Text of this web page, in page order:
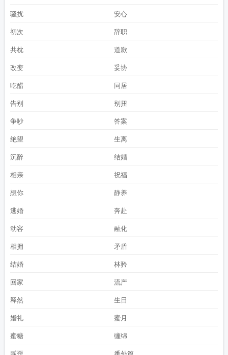
骚扰 安心
初次 辞职
共枕 道歉
改变 妥协
吃醋 同居
告别 别扭
争吵 答案
绝望 生离
沉醉 结婚
相亲 祝福
想你 静养
逃婚 奔赴
动容 融化
相拥 矛盾
结婚 林矜
回家 流产
释然 生日
婚礼 蜜月
蜜糖 缠绵